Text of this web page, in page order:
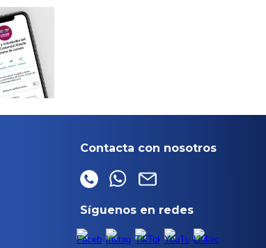
Contacta con nosotros
Síguenos en redes